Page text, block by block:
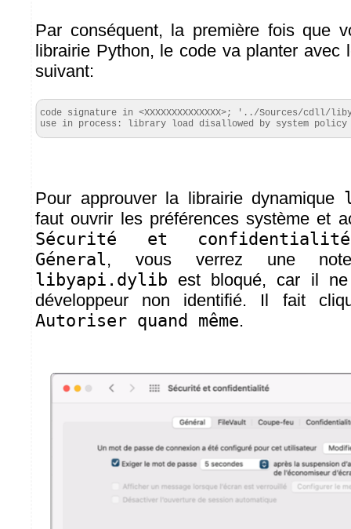
Par conséquent, la première fois que
librairie Python, le code va planter avec
suivant:
code signature in <XXXXXXXXXXXXXX>; '../Sources/
use in process: library load disallowed by system policy
Pour approuver la librairie dynamique
faut ouvrir les préférences système et
Sécurité et confidentialité
Géneral, vous verrez une
libyapi.dylib est bloqué, car il
développeur non identifié. Il fait
Autoriser quand même.